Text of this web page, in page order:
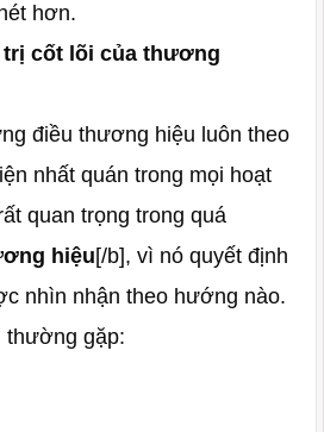
hơn.
trị cốt lõi của thương
điều thương hiệu luôn theo
nhất quán trong mọi hoạt
quan trọng trong quá
hiệu[/b], vì nó quyết định
nhìn nhận theo hướng nào.
thường gặp: